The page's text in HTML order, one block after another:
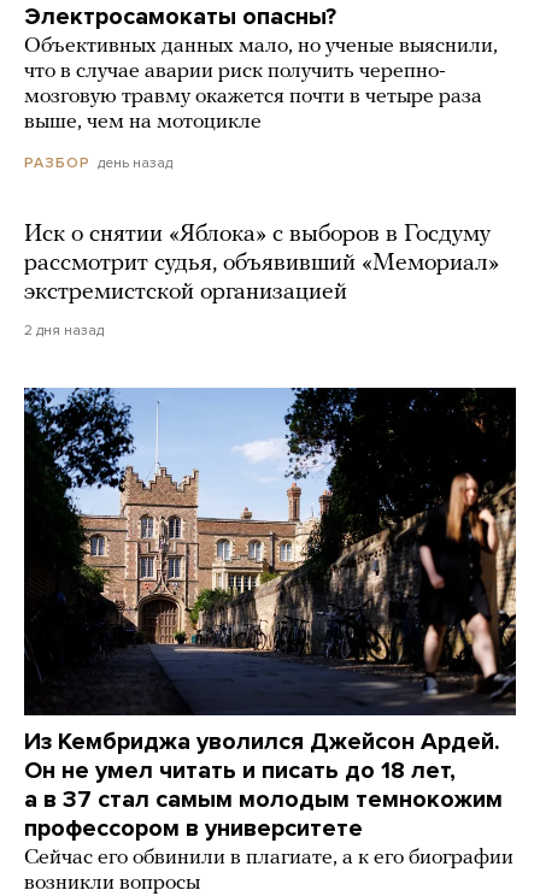
Электросамокаты опасны?
Объективных данных мало, но ученые выяснили,
что в случае аварии риск получить черепно-
мозговую травму окажется почти в четыре раза
выше, чем на мотоцикле
РАЗБОР день назад
Иск о снятии «Яблока» с выборов в Госдуму
рассмотрит судья, объявивший «Мемориал»
экстремистской организацией
2 дня назад
Из Кембриджа уволился Джейсон Ардей.
Он не умел читать и писать до 18 лет,
а в 37 стал самым молодым темнокожим
профессором в университете
Сейчас его обвинили в плагиате, а к его биографии
возникли вопросы